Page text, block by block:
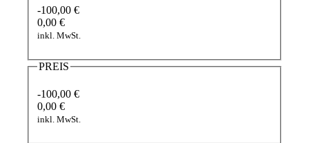
-100,00 €
0,00 €
inkl. MwSt.
PREIS
-100,00 €
0,00 €
inkl. MwSt.